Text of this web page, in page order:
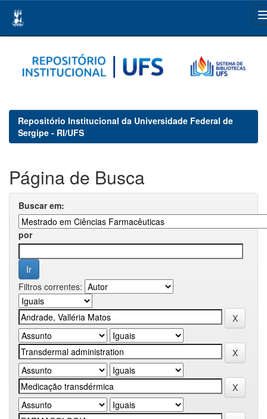
navigation
Repositório Institucional da Universidade Federal de
Sergipe - RI/UFS
Página de Busca
Buscar em:
por
Filtros correntes: